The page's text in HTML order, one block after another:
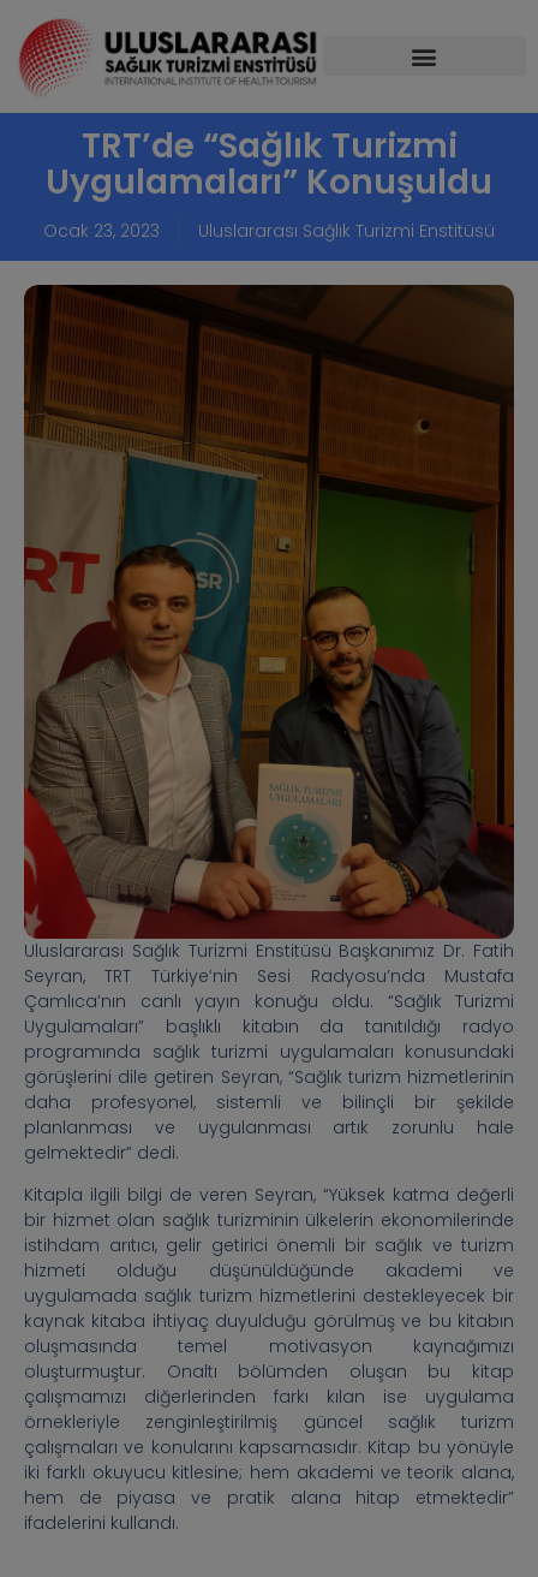
TRT’de “Sağlık Turizmi
Uygulamaları” Konuşuldu
Ocak 23, 2023 Uluslararası Sağlık Turizmi Enstitüsü
Uluslararası Sağlık Turizmi Enstitüsü Başkanımız Dr. Fatih
Seyran, TRT Türkiye’nin Sesi Radyosu’nda Mustafa
Çamlıca’nın canlı yayın konuğu oldu. “Sağlık Turizmi
Uygulamaları” başlıklı kitabın da tanıtıldığı radyo
programında sağlık turizmi uygulamaları konusundaki
görüşlerini dile getiren Seyran, “Sağlık turizm hizmetlerinin
daha profesyonel, sistemli ve bilinçli bir şekilde
planlanması ve uygulanması artık zorunlu hale
gelmektedir” dedi.
Kitapla ilgili bilgi de veren Seyran, “Yüksek katma değerli
bir hizmet olan sağlık turizminin ülkelerin ekonomilerinde
istihdam arıtıcı, gelir getirici önemli bir sağlık ve turizm
hizmeti olduğu düşünüldüğünde akademi ve
uygulamada sağlık turizm hizmetlerini destekleyecek bir
kaynak kitaba ihtiyaç duyulduğu görülmüş ve bu kitabın
oluşmasında temel motivasyon kaynağımızı
oluşturmuştur. Onaltı bölümden oluşan bu kitap
çalışmamızı diğerlerinden farkı kılan ise uygulama
örnekleriyle zenginleştirilmiş güncel sağlık turizm
çalışmaları ve konularını kapsamasıdır. Kitap bu yönüyle
iki farklı okuyucu kitlesine; hem akademi ve teorik alana,
hem de piyasa ve pratik alana hitap etmektedir”
ifadelerini kullandı.